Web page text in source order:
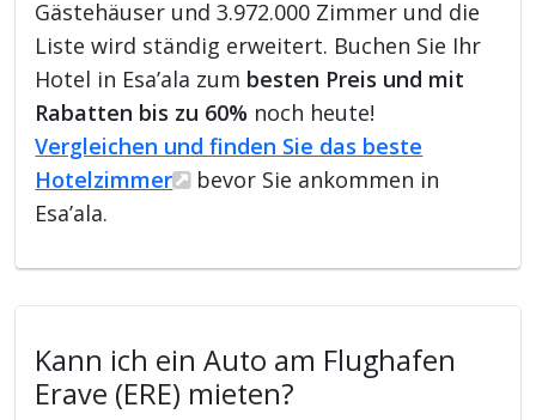
Gästehäuser und 3.972.000 Zimmer und die
Liste wird ständig erweitert. Buchen Sie Ihr
Hotel in Esa’ala zum besten Preis und mit
Rabatten bis zu 60% noch heute!
Vergleichen und finden Sie das beste
Hotelzimmer
bevor Sie ankommen in
Esa’ala.
Kann ich ein Auto am Flughafen
Erave (ERE) mieten?